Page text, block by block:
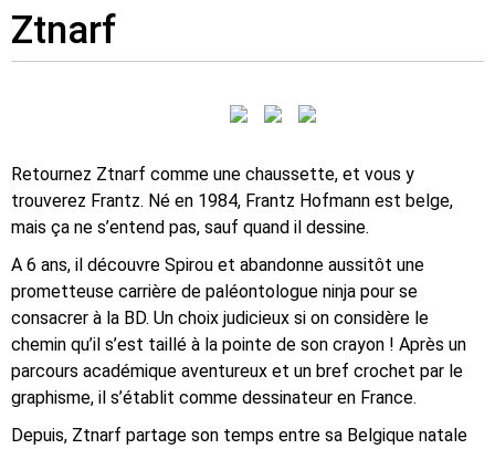
Ztnarf
Retournez Ztnarf comme une chaussette, et vous y
trouverez Frantz. Né en 1984, Frantz Hofmann est belge,
mais ça ne s’entend pas, sauf quand il dessine.
A 6 ans, il découvre Spirou et abandonne aussitôt une
prometteuse carrière de paléontologue ninja pour se
consacrer à la BD. Un choix judicieux si on considère le
chemin qu’il s’est taillé à la pointe de son crayon ! Après un
parcours académique aventureux et un bref crochet par le
graphisme, il s’établit comme dessinateur en France.
Depuis, Ztnarf partage son temps entre sa Belgique natale